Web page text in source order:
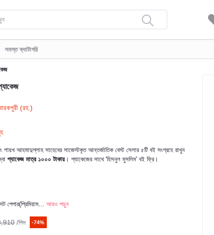
সমস্ত ক্যাটাগরি
(রহ.)
আহমাদুল্লাহ সাহেবের সাজেস্টকৃত আন্তর্জাতিক বেস্ট সেলার ৫টি বই সংগ্রহে রাখুন
প্যাকেজ মাত্র ১০০০ টাকায়। প্যাকেজের সাথে 'হিসনুল মুসলিম' বই ফ্রি।
পেপার(প্রিমিয়াম... আরও পড়ুন
/পিস -74%